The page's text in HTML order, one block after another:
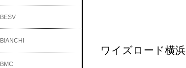
BESV
BIANCHI
BMC
ワイズロード横